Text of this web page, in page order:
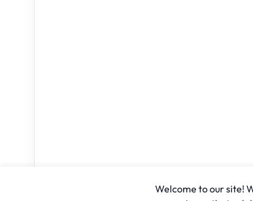
Welcome to our site!